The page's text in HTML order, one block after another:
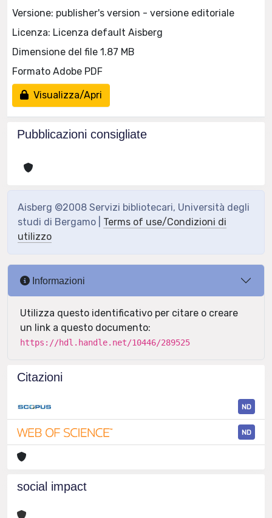
Versione: publisher's version - versione editoriale
Licenza: Licenza default Aisberg
Dimensione del file 1.87 MB
Formato Adobe PDF
Visualizza/Apri
Pubblicazioni consigliate
Aisberg ©2008 Servizi bibliotecari, Università degli
studi di Bergamo | Terms of use/Condizioni di
utilizzo
Informazioni
Utilizza questo identificativo per citare o creare
un link a questo documento:
https://hdl.handle.net/10446/289525
Citazioni
ND
ND
social impact